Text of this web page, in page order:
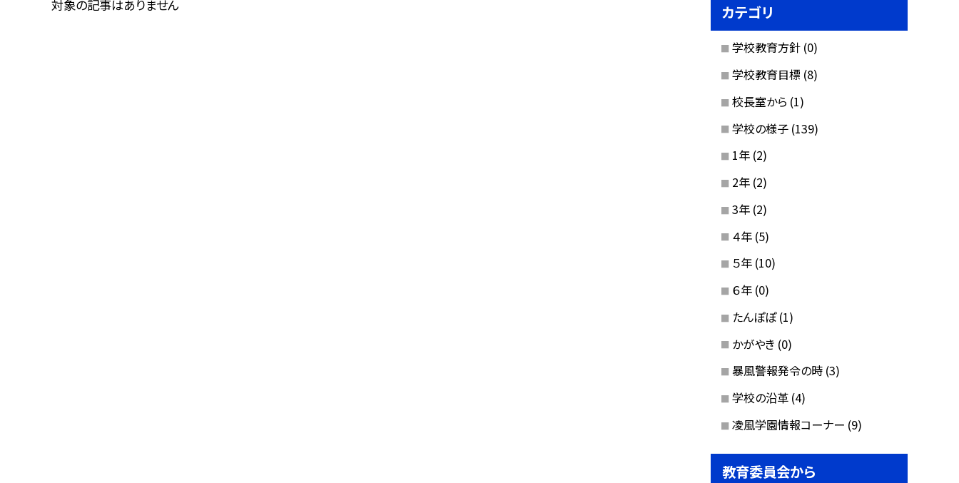
対象の記事はありません カテゴリ
学校教育方針 (0)
学校教育目標 (8)
校長室から (1)
学校の様子 (139)
1年 (2)
2年 (2)
3年 (2)
４年 (5)
５年 (10)
６年 (0)
たんぽぽ (1)
かがやき (0)
暴風警報発令の時 (3)
学校の沿革 (4)
凌風学園情報コーナー (9)
教育委員会から